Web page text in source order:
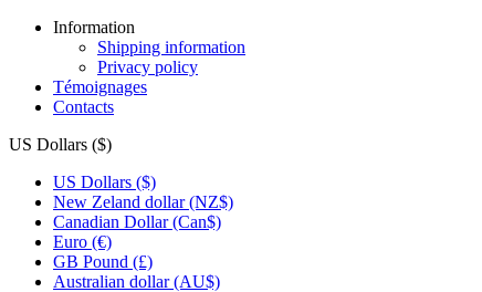
Information
Shipping information
Privacy policy
Témoignages
Contacts
US Dollars ($)
US Dollars ($)
New Zeland dollar (NZ$)
Canadian Dollar (Can$)
Euro (€)
GB Pound (£)
Australian dollar (AU$)